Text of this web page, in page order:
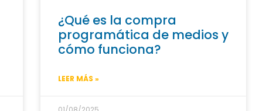
¿Qué es la compra
programática de medios y
cómo funciona?
LEER MÁS »